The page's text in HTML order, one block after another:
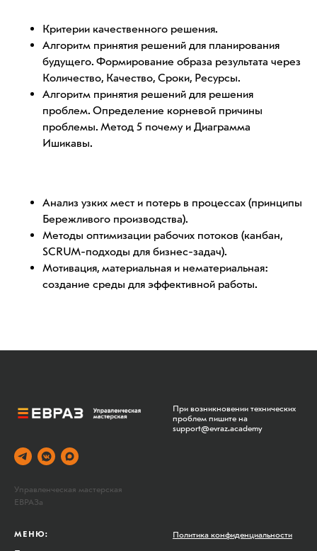
Критерии качественного решения.
Алгоритм принятия решений для планирования
будущего. Формирование образа результата через
Количество, Качество, Сроки, Ресурсы.
Алгоритм принятия решений для решения
проблем. Определение корневой причины
проблемы. Метод 5 почему и Диаграмма
Ишикавы.
Анализ узких мест и потерь в процессах (принципы
Бережливого производства).
Методы оптимизации рабочих потоков (канбан,
SCRUM-подходы для бизнес-задач).
Мотивация, материальная и нематериальная:
создание среды для эффективной работы.
Управленческая мастерская
ЕВРАЗа
При возникновении технических
проблем пишите на
support@evraz.academy
МЕНЮ:
Политика конфиденциальности